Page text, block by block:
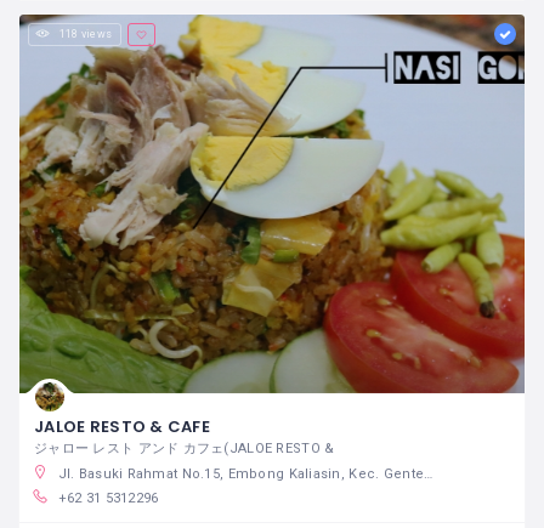
118 views
JALOE RESTO & CAFE
ジャロー レスト アンド カフェ(JALOE RESTO &
Jl. Basuki Rahmat No.15, Embong Kaliasin, Kec. Genteng, Kota SBY, Jawa Timur 60271
+62 31 5312296